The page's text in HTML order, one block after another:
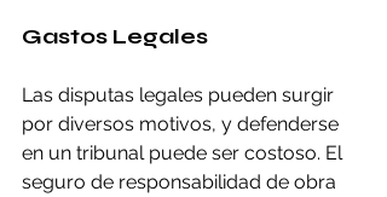
Gastos Legales
Las disputas legales pueden surgir
por diversos motivos, y defenderse
en un tribunal puede ser costoso. El
seguro de responsabilidad de obra